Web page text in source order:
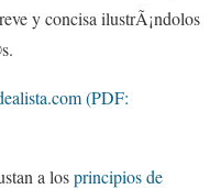
y concisa ilustrÃ¡ndolos
(PDF:
a losprincipios de